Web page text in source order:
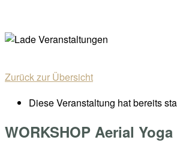
content
Menu
Zurück zur Übersicht
Diese Veranstaltung hat bereits
WORKSHOP Aerial